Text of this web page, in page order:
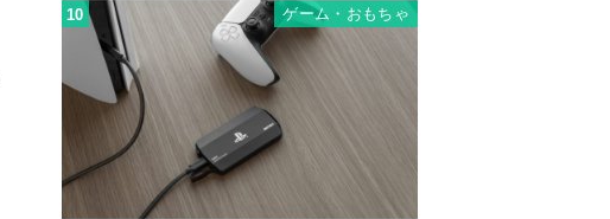
10 ゲーム・おもちゃ